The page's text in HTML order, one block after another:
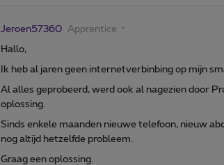
Jeroen57360 Apprentice
Hallo,
Ik heb al jaren geen internetverbinbing op mijn
Al alles geprobeerd, werd ook al nagezien door
oplossing.
Sinds enkele maanden nieuwe telefoon, nieuw
nog altijd hetzelfde probleem.
Graag een oplossing.